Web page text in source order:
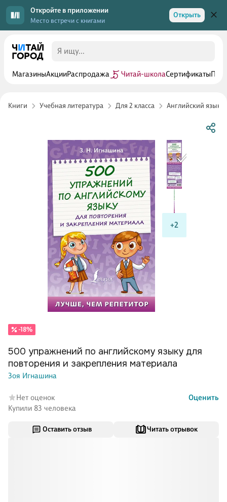
Откройте в приложении
Место встречи с книгами
Открыть
МагазиныАкцииРаспродажа Читай-школаСертификаты
Книги Учебная литература Для 2 класса Английский язык 2
+2
Оставить отзыв Читать отрывок
-18%
500 упражнений по английскому языку для
повторения и закрепления материала
Зоя Игнашина
Нет оценок
Оценить
Купили 83 человека